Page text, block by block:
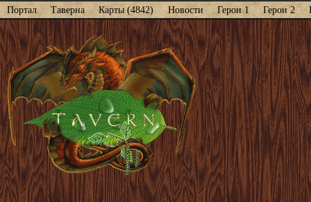
Портал Таверна Карты (4842) Новости Герои 1 Герои 2